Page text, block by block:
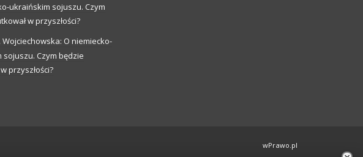
ukraińskim sojuszu. Czym
w przyszłości?
Wojciechowska: O niemiecko-
sojuszu. Czym będzie
przyszłości?
wPrawo.pl